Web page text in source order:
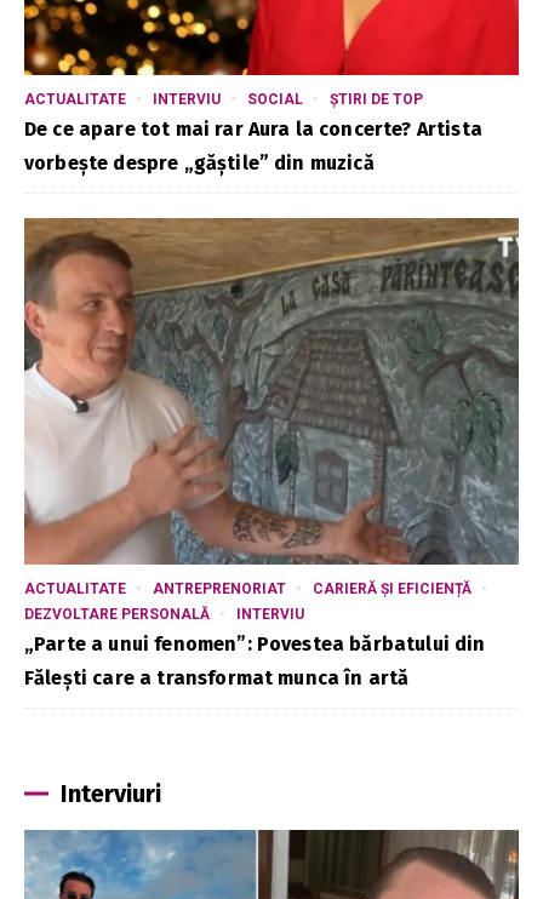
ACTUALITATE INTERVIU SOCIAL ȘTIRI DE TOP
De ce apare tot mai rar Aura la concerte? Artista
vorbește despre „găștile” din muzică
ACTUALITATE ANTREPRENORIAT
CARIERĂ ȘI EFICIENȚĂ
DEZVOLTARE PERSONALĂ
INTERVIU
„Parte a unui fenomen”: Povestea bărbatului din
Fălești care a transformat munca în artă
Interviuri